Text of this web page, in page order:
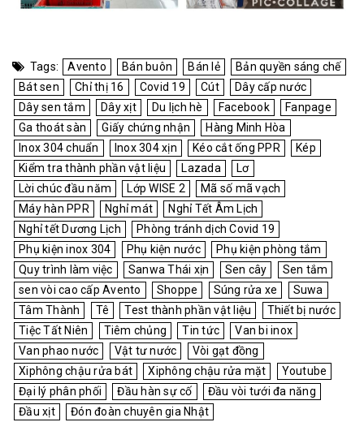
Tags: Avento Bán buôn Bán lẻ
Bản quyền sáng chế
Bát sen
Chỉ thị 16 Covid 19 Cút
Dây cấp nước
Dây sen tắm
Dây xịt Du lịch hè Facebook
Fanpage
Ga thoát sàn
Giấy chứng nhận
Hàng Minh Hòa
Inox 304 chuẩn
Inox 304 xịn Kéo cắt ống PPR
Kép
Kiểm tra thành phần vật liệu
Lazada
Lơ
Lời chúc đầu năm
Lớp WISE 2
Mã số mã vạch
Máy hàn PPR
Nghỉ mát
Nghỉ Tết Âm Lịch
Nghỉ tết Dương Lịch
Phòng tránh dịch Covid 19
Phụ kiện inox 304
Phụ kiện nước
Phụ kiện phòng tắm
Quy trình làm việc
Sanwa Thái xịn Sen cây
Sen tắm
sen vòi cao cấp Avento
Shoppe Súng rửa xe
Suwa
Tâm Thành
Tê Test thành phần vật liệu
Thiết bị nước
Tiệc Tất Niên
Tiêm chủng Tin tức
Van bi inox
Van phao nước
Vật tư nước
Vòi gạt đồng
Xiphông chậu rửa bát
Xiphông chậu rửa mặt
Youtube
Đại lý phân phối
Đầu hàn sự cố
Đầu vòi tưới đa năng
Đầu xịt
Đón đoàn chuyên gia Nhật